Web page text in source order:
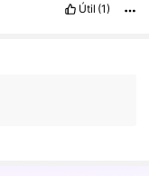
Útil (1)